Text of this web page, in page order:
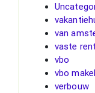
van
vaste
vbo
vbo
verbouw